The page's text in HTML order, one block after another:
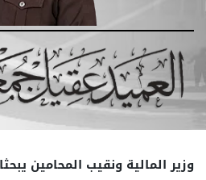
وزير المالية ونقيب المحامين